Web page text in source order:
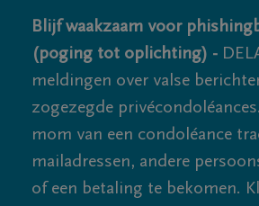
Blijf waakzaam voor
(poging tot oplichting) -
meldingen over valse
zogezegde
mom van een condoléance
mailadressen, andere
of een betaling te bekomen.